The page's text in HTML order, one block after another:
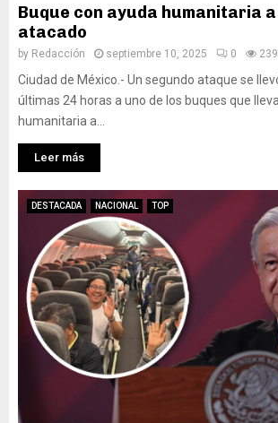
Buque con ayuda humanitaria a
atacado
by Redacción septiembre 10, 2025 0 239
Ciudad de México.- Un segundo ataque se
últimas 24 horas a uno de los buques que
humanitaria a...
Leer más
DESTACADA NACIONAL TOP